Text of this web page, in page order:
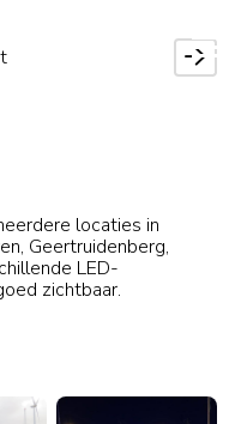
locaties in
Geertruidenberg,
LED-
zichtbaar.